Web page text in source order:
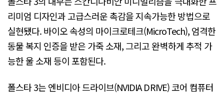
리미엄 디자인과 고급스러운 촉감을 지속가능한 방법으로
실현됐다. 바이오 속성의 마이크로테크(MicroTech), 엄격한
동물 복지 인증을 받은 가죽 소재, 그리고 완벽하게 추적 가
능한 울 소재 등이 포함된다.
폴스타 3는 엔비디아 드라이브(NVIDIA DRIVE) 코어 컴퓨터